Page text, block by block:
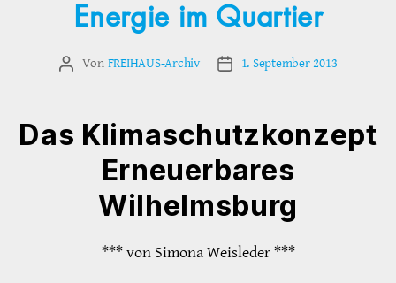
Energie im Quartier
Beitragsautor
Von FREIHAUS-Archiv Veröffentlichungsdatum
1. September 2013
Das Klimaschutzkonzept
Erneuerbares
Wilhelmsburg
*** von Simona Weisleder ***